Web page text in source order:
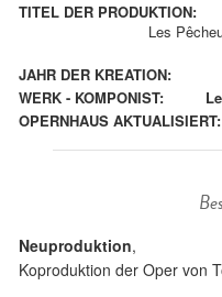
TITEL DER PRODUKTION:
Les
JAHR DER KREATION:
WERK - KOMPONIST:
OPERNHAUS AKTUALISIERT:
Neuproduktion,
Koproduktion der Oper von